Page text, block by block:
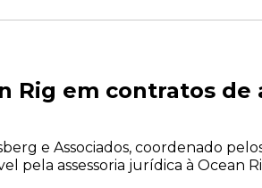
Rig em contratos
e Associados, coordenado
pela assessoria jurídica à Ocean